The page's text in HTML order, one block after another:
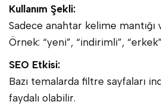
Kullanım Şekli:
Sadece anahtar kelime mantığı
Örnek: “yeni”, “indirimli”,
SEO Etkisi:
Bazı temalarda filtre sayfaları
faydalı olabilir.